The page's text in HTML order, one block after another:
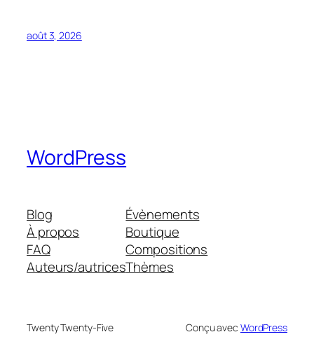
août 3, 2026
WordPress
Blog
À propos
FAQ
Auteurs/autrices
Évènements
Boutique
Compositions
Thèmes
Twenty Twenty-Five Conçu avec WordPress